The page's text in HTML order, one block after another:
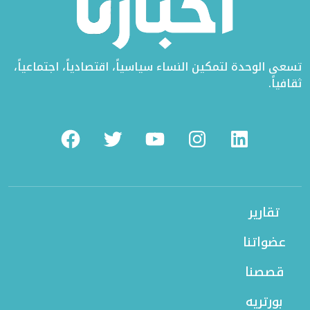
تسعى الوحدة لتمكين النساء سياسياً، اقتصادياً، اجتماعياً،
ثقافياً.
FacebookTwitterYoutubeInstagramLinkedin
تقارير
عضواتنا
قصصنا
بورتريه